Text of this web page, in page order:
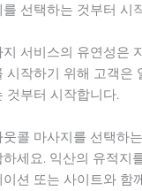
선택하는 것부터 시
서비스의 유연성은
시작하기 위해 고객은
것부터 시작합니다.
콜 마사지를 선택하
세요. 익산의 유적지
션 또는 사이트와 함